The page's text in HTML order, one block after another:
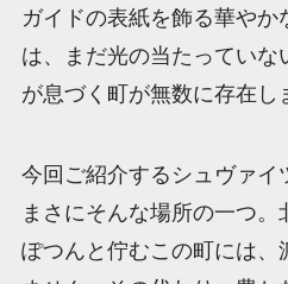
ガイドの表紙を飾る華やか
は、まだ光の当たっていな
が息づく町が無数に存在し
今回ご紹介するシュヴァイ
まさにそんな場所の一つ
ぽつんと佇むこの町には、